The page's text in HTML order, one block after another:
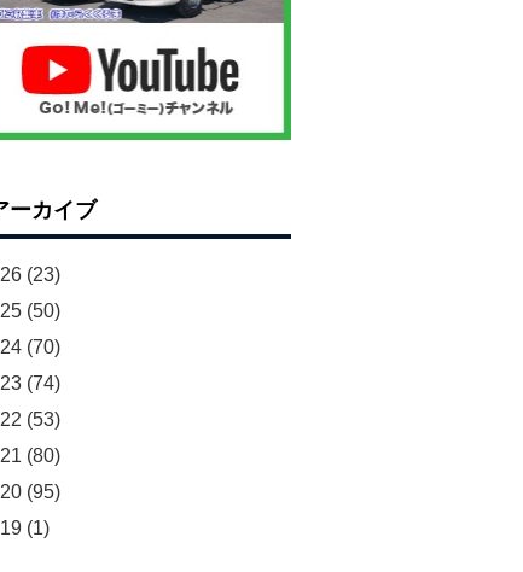
ーカイブ
(23)
(50)
(70)
(74)
(53)
(80)
(95)
(1)